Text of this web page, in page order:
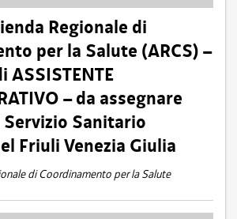
Regionale di
per la Salute (ARCS) –
ASSISTENTE
– da assegnare
Sanitario
Friuli Venezia Giulia
di Coordinamento per la Salute